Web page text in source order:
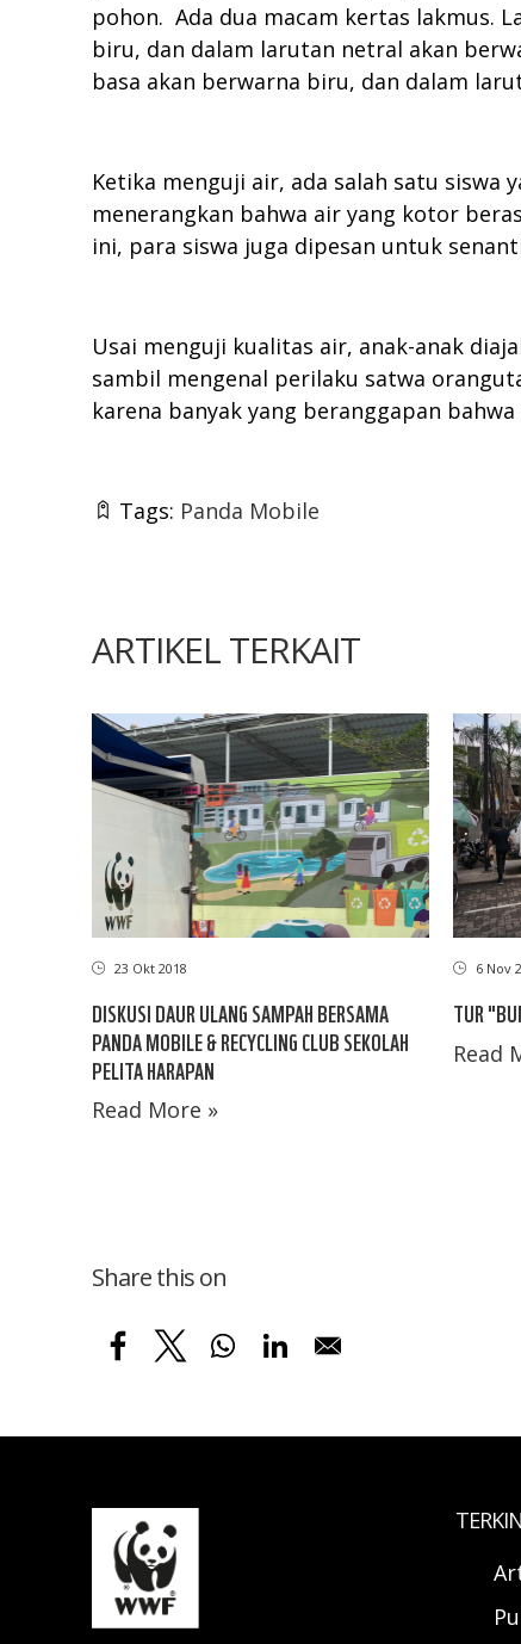
pohon. Ada dua macam kertas lakmus.
biru, dan dalam larutan netral akan
basa akan berwarna biru, dan dalam
Ketika menguji air, ada salah satu siswa
menerangkan bahwa air yang kotor
ini, para siswa juga dipesan untuk
Usai menguji kualitas air, anak-anak
sambil mengenal perilaku satwa
karena banyak yang beranggapan
Tags: Panda Mobile
ARTIKEL TERKAIT
23 Okt 2018
DISKUSI DAUR ULANG SAMPAH BERSAMA
PANDA MOBILE & RECYCLING CLUB SEKOLAH
PELITA HARAPAN
Read More »
6 Nov
TUR
Read
Share this on